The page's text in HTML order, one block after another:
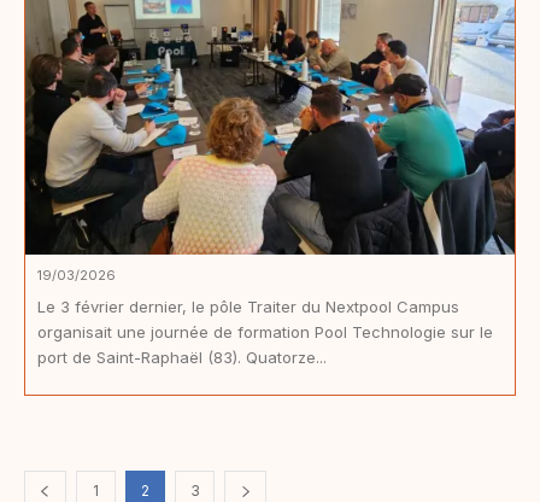
19/03/2026
Le 3 février dernier, le pôle Traiter du Nextpool Campus
organisait une journée de formation Pool Technologie sur le
port de Saint-Raphaël (83). Quatorze...
1 2 3